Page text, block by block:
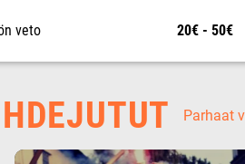
veto 20€ - 50€
Parhaat